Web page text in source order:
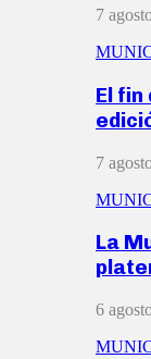
7
El fin
7
La
6